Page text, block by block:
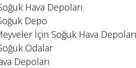
Hava Depoları
Depo
İçin Soğuk Hava Depoları
Odalar
Depoları